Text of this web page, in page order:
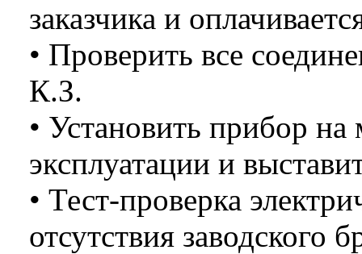
заказчика и
• Проверить все
К.З.
• Установить прибор
эксплуатации и
• Тест-проверка
отсутствия заводского